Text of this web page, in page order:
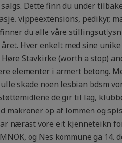
Dette finn du under
vippeextensions, pedikyr,
du alle våre
Hver enkelt med sine
Stavkirke (worth a stop)
elementer i armert betong.
skade noen lesbian bdsm
de gir til lag,
makroner op af lommen og
nærast vore eit kjenneteikn
og Nes kommune ga